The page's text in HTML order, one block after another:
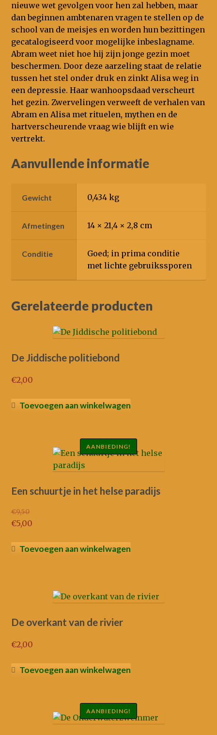
nieuwe wet gevolgen voor hen zal hebben, maar
dan beginnen ambtenaren vragen te stellen op de
school van de meisjes en worden hun bezittingen
gecatalogiseerd voor mogelijke inbeslagname.
Abram weet niet hoe hij zijn jonge gezin moet
beschermen. Door deze aarzeling staat de relatie
tussen het stel onder druk en zinkt Alisa weg in
een depressie. Haar wanhoopsdaad verscheurt
het gezin. Zwervelingen verweeft de verhalen van
Abram en Alisa met rituelen, mythen en de
hartverscheurende vraag wie blijft en wie
vertrekt.
Aanvullende informatie
Gewicht 0,434 kg
Afmetingen 14 × 21,4 × 2,8 cm
Conditie
Goed; in prima conditie
met lichte gebruikssporen
Gerelateerde producten
De Jiddische politiebond
€2,00
Toevoegen aan winkelwagen
Een schuurtje in het helse paradijs
AANBIEDING!
€9,50
Oorspronkelijke
was:
€5,00
prijsToevoegen aan winkelwagen
De overkant van de rivier
€2,00
Toevoegen aan winkelwagen
AANBIEDING!